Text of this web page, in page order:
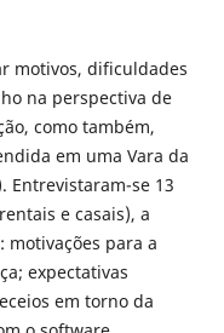
motivos, dificuldades
na perspectiva de
como também,
em uma Vara da
Entrevistaram-se 13
e casais), a
motivações para a
expectativas
em torno da